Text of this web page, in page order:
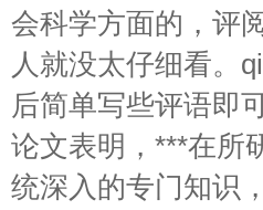
会科学方面的，评
人就没太仔细看。
后简单写些评语即
论文表明，***在所
统深入的专门知识